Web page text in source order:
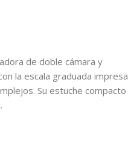
de doble cámara y
la escala graduada impresa
Su estuche compacto